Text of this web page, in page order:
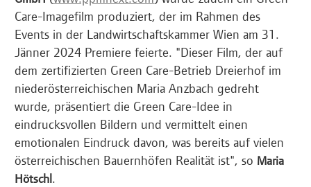
Care-Imagefilm produziert, der im Rahmen des
Events in der Landwirtschaftskammer Wien am 31.
Jänner 2024 Premiere feierte. "Dieser Film, der auf
dem zertifizierten Green Care-Betrieb Dreierhof im
niederösterreichischen Maria Anzbach gedreht
wurde, präsentiert die Green Care-Idee in
eindrucksvollen Bildern und vermittelt einen
emotionalen Eindruck davon, was bereits auf vielen
österreichischen Bauernhöfen Realität ist", so Maria
Hötschl.